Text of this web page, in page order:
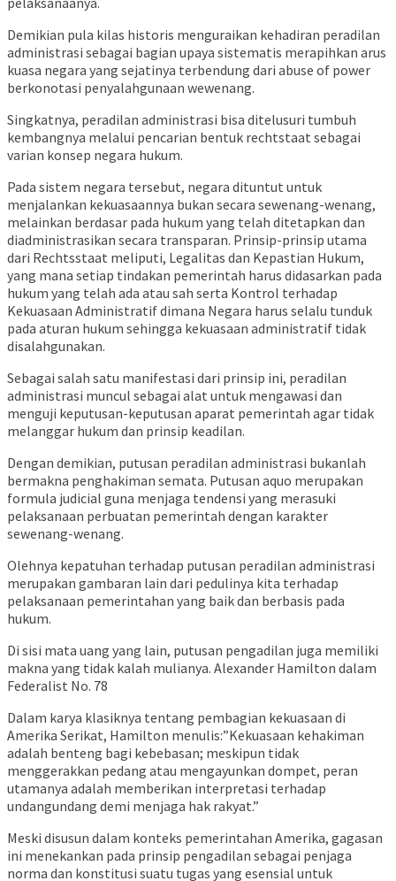
Demikian pula kilas historis menguraikan kehadiran peradilan
administrasi sebagai bagian upaya sistematis merapihkan arus
kuasa negara yang sejatinya terbendung dari abuse of power
berkonotasi penyalahgunaan wewenang.
Singkatnya, peradilan administrasi bisa ditelusuri tumbuh
kembangnya melalui pencarian bentuk rechtstaat sebagai
varian konsep negara hukum.
Pada sistem negara tersebut, negara dituntut untuk
menjalankan kekuasaannya bukan secara sewenang-wenang,
melainkan berdasar pada hukum yang telah ditetapkan dan
diadministrasikan secara transparan. Prinsip-prinsip utama
dari Rechtsstaat meliputi, Legalitas dan Kepastian Hukum,
yang mana setiap tindakan pemerintah harus didasarkan pada
hukum yang telah ada atau sah serta Kontrol terhadap
Kekuasaan Administratif dimana Negara harus selalu tunduk
pada aturan hukum sehingga kekuasaan administratif tidak
disalahgunakan.
Sebagai salah satu manifestasi dari prinsip ini, peradilan
administrasi muncul sebagai alat untuk mengawasi dan
menguji keputusan-keputusan aparat pemerintah agar tidak
melanggar hukum dan prinsip keadilan.
Dengan demikian, putusan peradilan administrasi bukanlah
bermakna penghakiman semata. Putusan aquo merupakan
formula judicial guna menjaga tendensi yang merasuki
pelaksanaan perbuatan pemerintah dengan karakter
sewenang-wenang.
Olehnya kepatuhan terhadap putusan peradilan administrasi
merupakan gambaran lain dari pedulinya kita terhadap
pelaksanaan pemerintahan yang baik dan berbasis pada
hukum.
Di sisi mata uang yang lain, putusan pengadilan juga memiliki
makna yang tidak kalah mulianya. Alexander Hamilton dalam
Federalist No. 78
Dalam karya klasiknya tentang pembagian kekuasaan di
Amerika Serikat, Hamilton menulis:”Kekuasaan kehakiman
adalah benteng bagi kebebasan; meskipun tidak
menggerakkan pedang atau mengayunkan dompet, peran
utamanya adalah memberikan interpretasi terhadap
undangundang demi menjaga hak rakyat.”
Meski disusun dalam konteks pemerintahan Amerika, gagasan
ini menekankan pada prinsip pengadilan sebagai penjaga
norma dan konstitusi suatu tugas yang esensial untuk